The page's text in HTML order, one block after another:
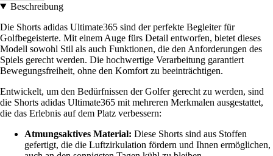
Beschreibung
Die Shorts adidas Ultimate365 sind der perfekte Begleiter für
Golfbegeisterte. Mit einem Auge fürs Detail entworfen, bietet dieses
Modell sowohl Stil als auch Funktionen, die den Anforderungen des
Spiels gerecht werden. Die hochwertige Verarbeitung garantiert
Bewegungsfreiheit, ohne den Komfort zu beeinträchtigen.
Entwickelt, um den Bedürfnissen der Golfer gerecht zu werden, sind
die Shorts adidas Ultimate365 mit mehreren Merkmalen ausgestattet,
die das Erlebnis auf dem Platz verbessern:
Atmungsaktives Material: Diese Shorts sind aus Stoffen
gefertigt, die die Luftzirkulation fördern und Ihnen ermöglichen,